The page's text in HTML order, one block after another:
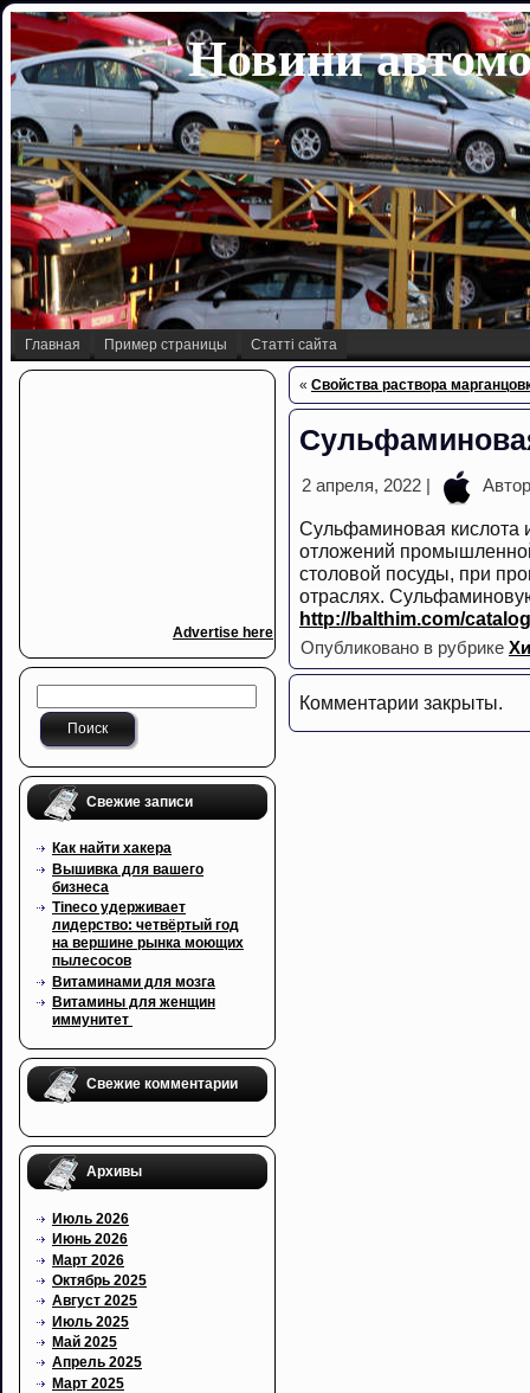
Новини
Главная Пример страницы Статті сайта
Advertise here
Свежие записи
Как найти хакера
Вышивка для вашего
бизнеса
Tineco удерживает
лидерство: четвёртый год
на вершине рынка моющих
пылесосов
Витаминами для мозга
Витамины для женщин
иммунитет
Свежие комментарии
Архивы
Июль 2026
Июнь 2026
Март 2026
Октябрь 2025
Август 2025
Июль 2025
Май 2025
Апрель 2025
Март 2025
« Свойства раствора
2 апреля, 2022 |
Сульфаминовая кислота
отложений
столовой посуды, при
отраслях.
http://balthim.com/
Опубликовано в рубрике
Комментарии закрыты.